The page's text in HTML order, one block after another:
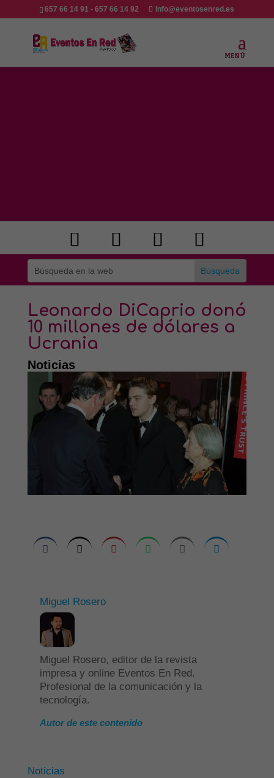
657 66 14 91 - 657 66 14 92 Info@eventosenred.es
Leonardo DiCaprio donó
10 millones de dólares a
Ucrania
Noticias
Miguel Rosero
Miguel Rosero, editor de la revista
impresa y online Eventos En Red.
Profesional de la comunicación y la
tecnología.
Autor de este contenido
Noticias